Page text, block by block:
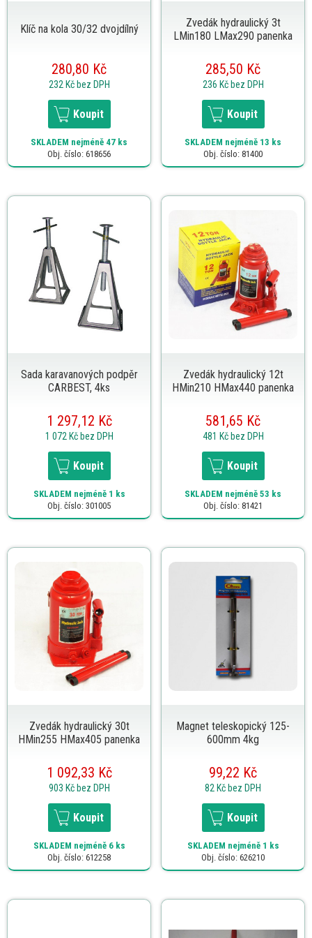
Klíč na kola 30/32 dvojdílný
280,80 Kč
232 Kč bez DPH
Koupit
SKLADEM nejméně 47 ks
Obj. číslo: 618656
Zvedák hydraulický 3t
LMin180 LMax290 panenka
285,50 Kč
236 Kč bez DPH
Koupit
SKLADEM nejméně 13 ks
Obj. číslo: 81400
Sada karavanových podpěr
CARBEST, 4ks
1 297,12 Kč
1 072 Kč bez DPH
Koupit
SKLADEM nejméně 1 ks
Obj. číslo: 301005
Zvedák hydraulický 12t
HMin210 HMax440 panenka
581,65 Kč
481 Kč bez DPH
Koupit
SKLADEM nejméně 53 ks
Obj. číslo: 81421
Zvedák hydraulický 30t
HMin255 HMax405 panenka
1 092,33 Kč
903 Kč bez DPH
Koupit
SKLADEM nejméně 6 ks
Obj. číslo: 612258
Magnet teleskopický 125-
600mm 4kg
99,22 Kč
82 Kč bez DPH
Koupit
SKLADEM nejméně 1 ks
Obj. číslo: 626210